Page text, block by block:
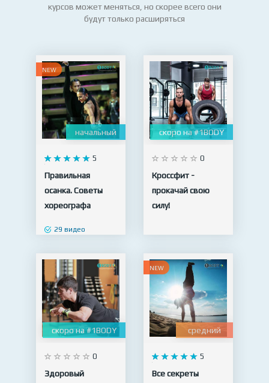
курсов может меняться, но скорее всего они
будут только расширяться
NEW
начальный
5
Правильная
осанка. Советы
хореографа
29 видео
скоро на #1BODY
0
Кроссфит -
прокачай свою
силу!
скоро на #1BODY
0
Здоровый
NEW
средний
5
Все секреты